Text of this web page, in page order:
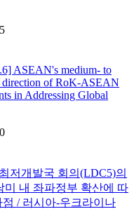
ASEAN's medium- to
direction of RoK-ASEAN
in Addressing Global
저개발국 회의(LDC5)의
미 내 좌파정부 확산에 따
/ 러시아-우크라이나